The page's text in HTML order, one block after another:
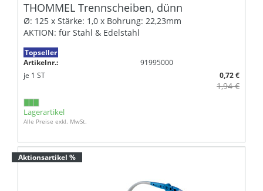
THOMMEL Trennscheiben, dünn
Ø: 125 x Stärke: 1,0 x Bohrung: 22,23mm
AKTION: für Stahl & Edelstahl
Topseller
Artikelnr.:
91995000
je 1 ST 0,72 €
1,94 €
Lagerartikel
Alle Preise exkl. MwSt.
Aktionsartikel %